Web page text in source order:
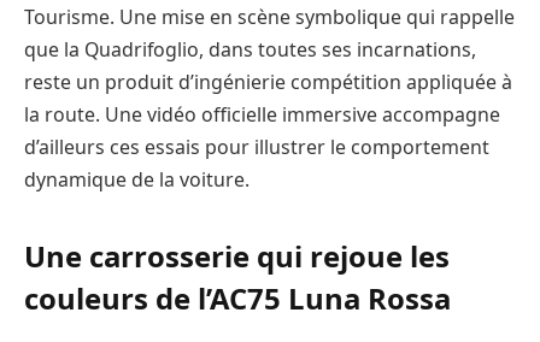
Tourisme. Une mise en scène symbolique qui rappelle
que la Quadrifoglio, dans toutes ses incarnations,
reste un produit d’ingénierie compétition appliquée à
la route. Une vidéo officielle immersive accompagne
d’ailleurs ces essais pour illustrer le comportement
dynamique de la voiture.
Une carrosserie qui rejoue les
couleurs de l’AC75 Luna Rossa